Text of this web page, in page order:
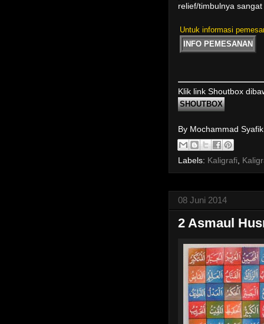
relief/timbulnya
Untuk informasi
INFO PEMESANAN
Klik link Shoutbox
SHOUTBOX
By Mochammad
Labels: Kaligrafi,
08 Juni 2014
2 Asmaul